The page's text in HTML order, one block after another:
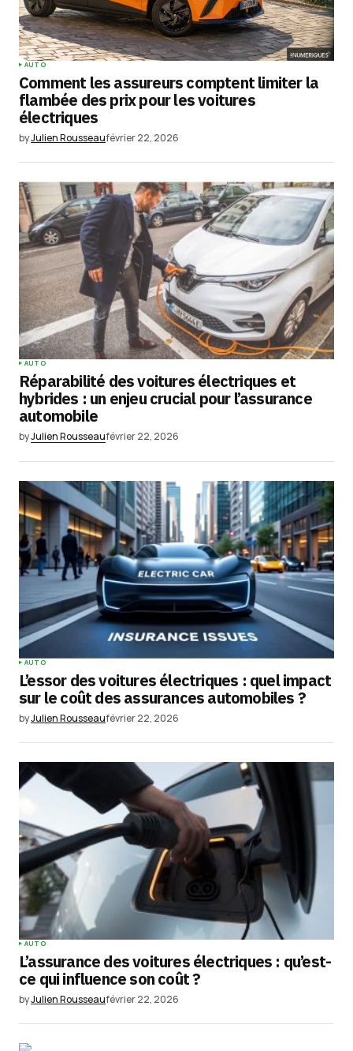
AUTO
Comment les assureurs comptent limiter la
flambée des prix pour les voitures
électriques
byJulien Rousseaufévrier 22, 2026
AUTO
Réparabilité des voitures électriques et
hybrides : un enjeu crucial pour l’assurance
automobile
byJulien Rousseaufévrier 22, 2026
AUTO
L’essor des voitures électriques : quel impact
sur le coût des assurances automobiles ?
byJulien Rousseaufévrier 22, 2026
AUTO
L’assurance des voitures électriques : qu’est-
ce qui influence son coût ?
byJulien Rousseaufévrier 22, 2026